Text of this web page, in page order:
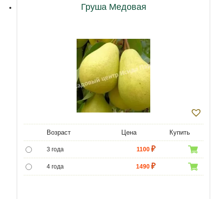
Груша Медовая
Возраст Цена Купить
3 года 1100
4 года 1490